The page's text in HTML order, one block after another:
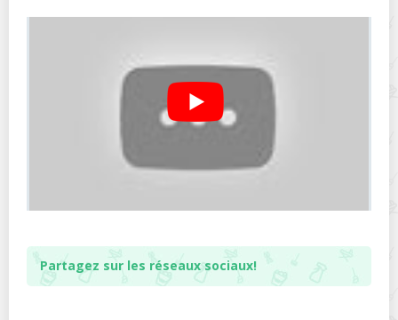
Partagez sur les réseaux sociaux!